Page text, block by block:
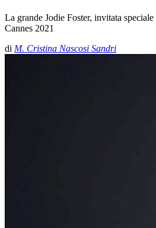
La grande Jodie Foster, invitata
Cannes 2021
di M. Cristina Nascosi Sandri